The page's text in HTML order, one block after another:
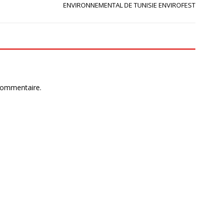
ENVIRONNEMENTAL DE TUNISIE ENVIROFEST